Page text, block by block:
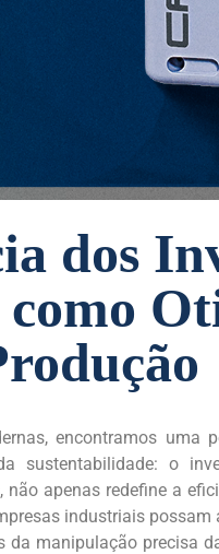
dos
encontramos uma
sustentabilidade: o
apenas redefine a
industriais
manipulação precisa